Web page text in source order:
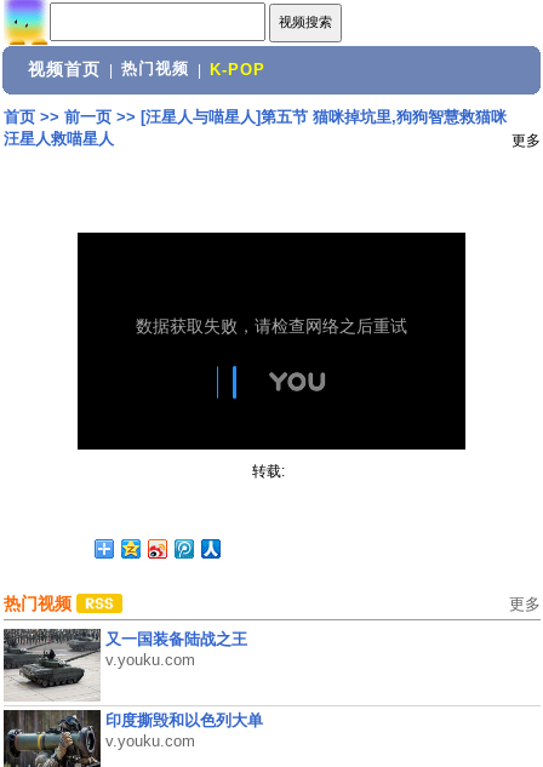
视频首页 热门视频 K-POP
首页>> 前一页>> [汪星人与喵星人]第五节 猫咪掉坑里,狗狗智慧救猫咪
汪星人救喵星人
更多
转载:
热门视频 更多
又一国装备陆战之王
v.youku.com
印度撕毁和以色列大单
v.youku.com